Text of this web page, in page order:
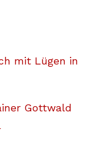
mit Lügen in
Gottwald